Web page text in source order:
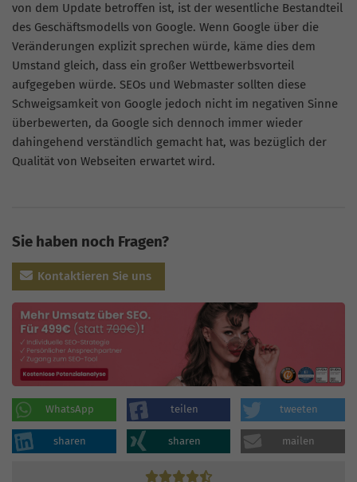
von dem Update betroffen ist, ist der wesentliche Bestandteil
des Geschäftsmodells von Google. Wenn Google über die
Veränderungen explizit sprechen würde, käme dies dem
Umstand gleich, dass ein großer Wettbewerbsvorteil
aufgegeben würde. SEOs und Webmaster sollten diese
Schweigsamkeit von Google jedoch nicht im negativen Sinne
überbewerten, da Google sich dennoch immer wieder
dahingehend verständlich gemacht hat, was bezüglich der
Qualität von Webseiten erwartet wird.
Sie haben noch Fragen?
Kontaktieren Sie uns
WhatsApp teilen tweeten
sharen sharen mailen